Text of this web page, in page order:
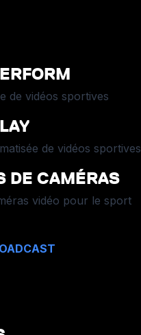
de vidéos sportives
de vidéos sportives
DE CAMÉRAS
vidéo pour le sport